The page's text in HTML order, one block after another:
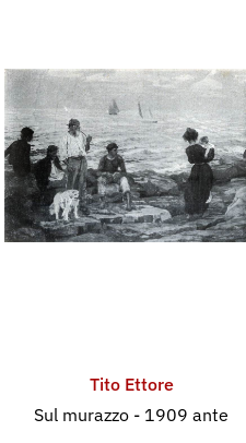
Tito Ettore
Sul murazzo - 1909 ante